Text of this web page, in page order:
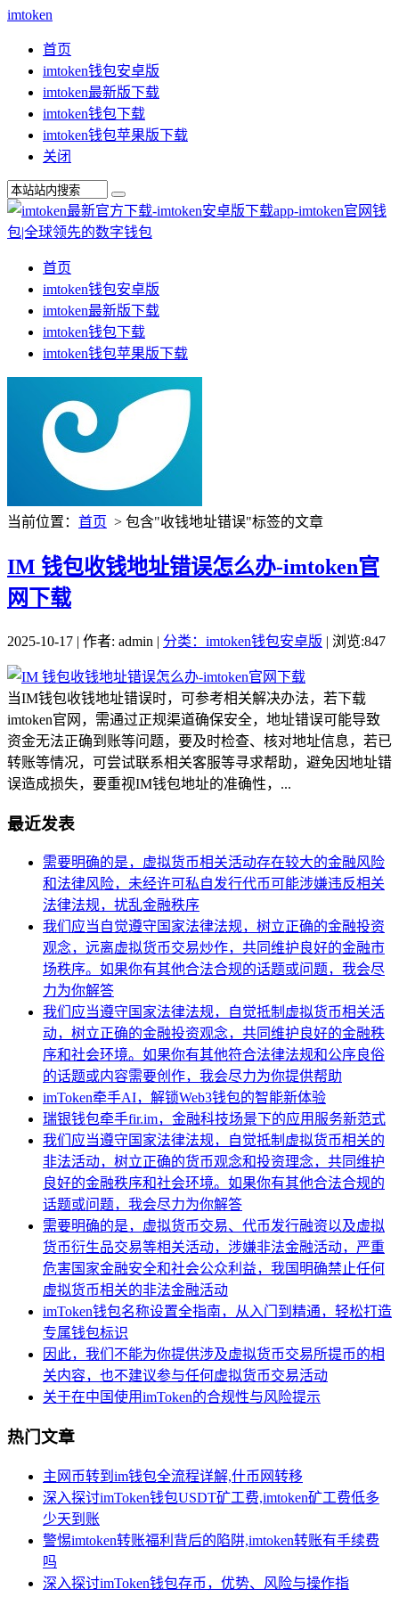
imtoken
首页
imtoken钱包安卓版
imtoken最新版下载
imtoken钱包下载
imtoken钱包苹果版下载
关闭
首页
imtoken钱包安卓版
imtoken最新版下载
imtoken钱包下载
imtoken钱包苹果版下载
当前位置： 首页 > 包含"收钱地址错误"标签的文章
IM 钱包收钱地址错误怎么办-imtoken官
网下载
2025-10-17 | 作者: admin | 分类：imtoken钱包安卓版 | 浏览:847
当IM钱包收钱地址错误时，可参考相关解决办法，若下载
imtoken官网，需通过正规渠道确保安全，地址错误可能导致
资金无法正确到账等问题，要及时检查、核对地址信息，若已
转账等情况，可尝试联系相关客服等寻求帮助，避免因地址错
误造成损失，要重视IM钱包地址的准确性，...
最近发表
需要明确的是，虚拟货币相关活动存在较大的金融风险
和法律风险，未经许可私自发行代币可能涉嫌违反相关
法律法规，扰乱金融秩序
我们应当自觉遵守国家法律法规，树立正确的金融投资
观念，远离虚拟货币交易炒作，共同维护良好的金融市
场秩序。如果你有其他合法合规的话题或问题，我会尽
力为你解答
我们应当遵守国家法律法规，自觉抵制虚拟货币相关活
动，树立正确的金融投资观念，共同维护良好的金融秩
序和社会环境。如果你有其他符合法律法规和公序良俗
的话题或内容需要创作，我会尽力为你提供帮助
imToken牵手AI，解锁Web3钱包的智能新体验
瑞银钱包牵手fir.im，金融科技场景下的应用服务新范式
我们应当遵守国家法律法规，自觉抵制虚拟货币相关的
非法活动，树立正确的货币观念和投资理念，共同维护
良好的金融秩序和社会环境。如果你有其他合法合规的
话题或问题，我会尽力为你解答
需要明确的是，虚拟货币交易、代币发行融资以及虚拟
货币衍生品交易等相关活动，涉嫌非法金融活动，严重
危害国家金融安全和社会公众利益，我国明确禁止任何
虚拟货币相关的非法金融活动
imToken钱包名称设置全指南，从入门到精通，轻松打造
专属钱包标识
因此，我们不能为你提供涉及虚拟货币交易所提币的相
关内容，也不建议参与任何虚拟货币交易活动
关于在中国使用imToken的合规性与风险提示
热门文章
主网币转到im钱包全流程详解,什币网转移
深入探讨imToken钱包USDT矿工费,imtoken矿工费低多
少天到账
警惕imtoken转账福利背后的陷阱,imtoken转账有手续费
吗
深入探讨imToken钱包存币，优势、风险与操作指